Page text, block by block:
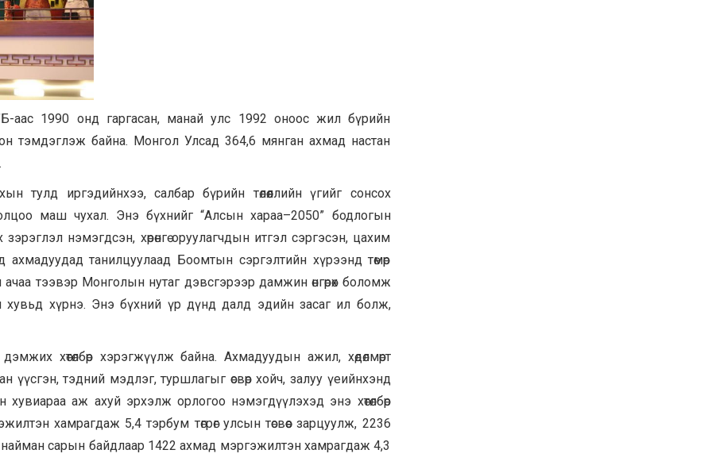
1990 онд гаргасан, манай улс 1992 оноос жил бүрийн
тэмдэглэж байна. Монгол Улсад 364,6 мянган ахмад настан
тулд иргэдийнхээ, салбар бүрийн төлөөллийн үгийг сонсох
маш чухал. Энэ бүхнийг “Алсын хараа–2050” бодлогын
нэмэгдсэн, хөрөнгө оруулагчдын итгэл сэргэсэн, цахим
ахмадуудад танилцуулаад Боомтын сэргэлтийн хүрээнд төмөр
тээвэр Монголын нутаг дэвсгэрээр дамжин өнгөрөх боломж
хувьд хүрнэ. Энэ бүхний үр дүнд далд эдийн засаг ил болж,
хөтөлбөр хэрэгжүүлж байна. Ахмадуудын ажил, хөдөлмөрт
тэдний мэдлэг, туршлагыг өсвөр хойч, залуу үеийнхэнд
хувиараа аж ахуй эрхэлж орлогоо нэмэгдүүлэхэд энэ хөтөлбөр
хамрагдаж 5,4 тэрбум төгрөг улсын төсвөөс зарцуулж, 2236
сарын байдлаар 1422 ахмад мэргэжилтэн хамрагдаж 4,3